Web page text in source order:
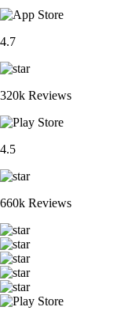
4.7
320k Reviews
4.5
660k Reviews